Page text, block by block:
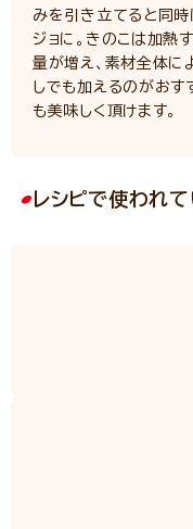
みを引き立てると同時
ジョに。きのこは加熱
量が増え、素材全体に
しでも加えるのがおす
も美味しく頂けます。
レシピで使われ